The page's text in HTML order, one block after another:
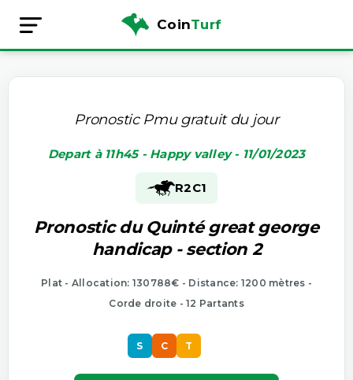
CoinTurf
Pronostic Pmu gratuit du jour
Depart à 11h45 - Happy valley - 11/01/2023
R2C1
Pronostic du Quinté great george
handicap - section 2
Plat - Allocation: 130788€ - Distance: 1200 mètres -
Corde droite - 12 Partants
S C T